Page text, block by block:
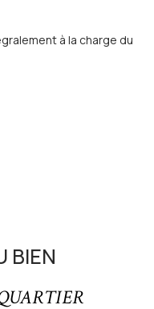
à la charge du
BIEN